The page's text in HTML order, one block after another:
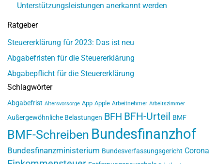
Unterstützungsleistungen anerkannt werden
Ratgeber
Steuererklärung für 2023: Das ist neu
Abgabefristen für die Steuererklärung
Abgabepflicht für die Steuererklärung
Schlagwörter
Abgabefrist Altersvorsorge App Apple Arbeitnehmer Arbeitszimmer
Außergewöhnliche Belastungen BFH BFH-Urteil BMF
BMF-Schreiben Bundesfinanzhof
Bundesfinanzministerium Bundesverfassungsgericht Corona